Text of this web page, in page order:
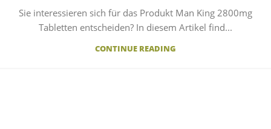
Sie interessieren sich für das Produkt Man King 2800mg
Tabletten entscheiden? In diesem Artikel find...
CONTINUE READING